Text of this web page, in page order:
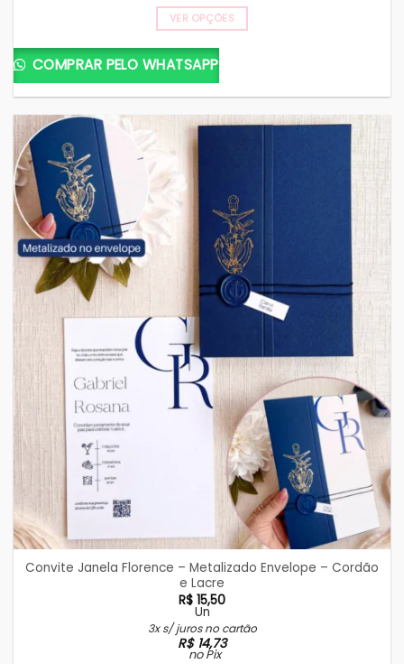
VER OPÇÕES
COMPRAR PELO WHATSAPP
Convite Janela Florence – Metalizado Envelope – Cordão
e Lacre
R$ 15,50
Un
3x s/ juros no cartão
R$14,73
no Pix